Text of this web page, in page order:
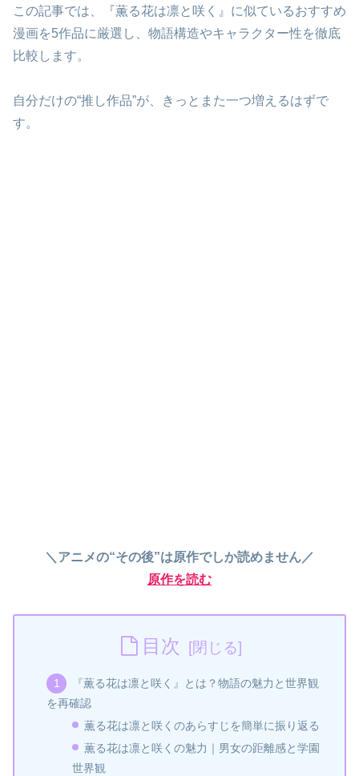
この記事では、『薫る花は凛と咲く』に似ているおすすめ
漫画を5作品に厳選し、物語構造やキャラクター性を徹底
比較します。
自分だけの“推し作品”が、きっとまた一つ増えるはずで
す。
＼アニメの“その後”は原作でしか読めません／
原作を読む
目次
『薫る花は凛と咲く』とは？物語の魅力と世界観
を再確認
薫る花は凛と咲くのあらすじを簡単に振り返る
薫る花は凛と咲くの魅力｜男女の距離感と学園
世界観